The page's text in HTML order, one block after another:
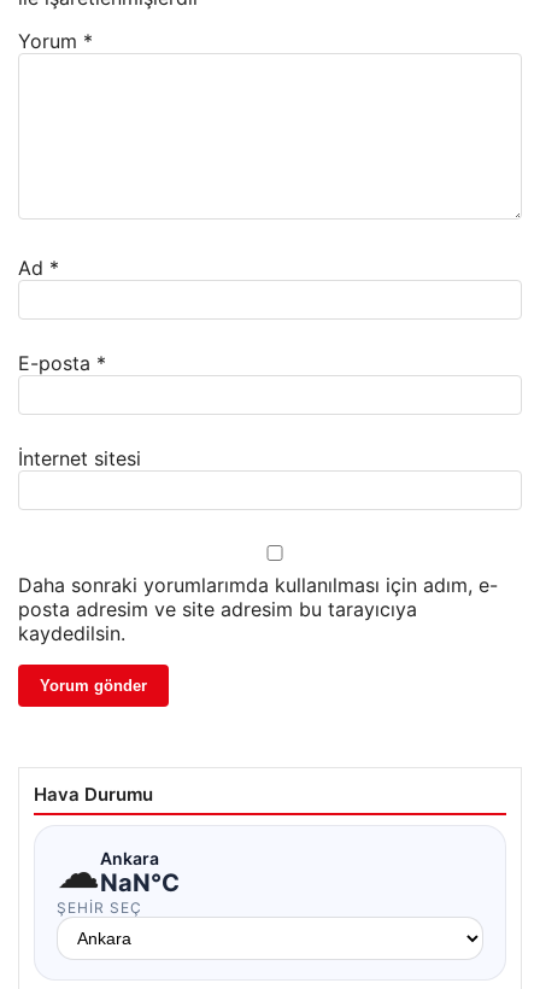
Yorum *
Ad *
E-posta *
İnternet sitesi
Daha sonraki yorumlarımda kullanılması için adım, e-
posta adresim ve site adresim bu tarayıcıya
kaydedilsin.
Hava Durumu
☁Ankara
NaN°C
ŞEHIR SEÇ